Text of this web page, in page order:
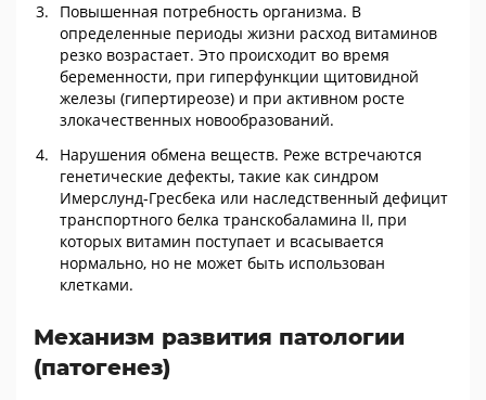
Повышенная потребность организма. В
определенные периоды жизни расход витаминов
резко возрастает. Это происходит во время
беременности, при гиперфункции щитовидной
железы (гипертиреозе) и при активном росте
злокачественных новообразований.
Нарушения обмена веществ. Реже встречаются
генетические дефекты, такие как синдром
Имерслунд-Гресбека или наследственный дефицит
транспортного белка транскобаламина II, при
которых витамин поступает и всасывается
нормально, но не может быть использован
клетками.
Механизм развития патологии
(патогенез)